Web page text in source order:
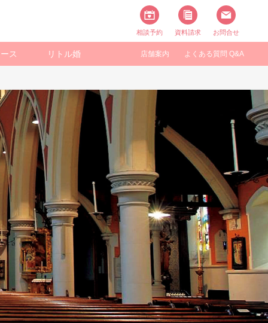
相談予約 資料請求 お問合せ
ス リトル婚 店舗案内 よくある質問 Q&A
ーサリー
フォト